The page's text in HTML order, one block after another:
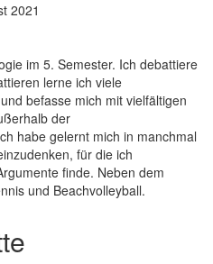
2021
im 5. Semester. Ich debattiere
lerne ich viele
befasse mich mit vielfältigen
der
habe gelernt mich in manchmal
für die ich
finde. Neben dem
und Beachvolleyball.